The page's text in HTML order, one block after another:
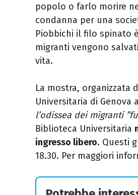
popolo o farlo morire
condanna per una
Piobbichi il filo spinato
migranti vengono
vita.
La mostra, organizzata
Universitaria di Genova
l’odissea dei migranti
Biblioteca Universitaria
ingresso libero. Questi
18.30. Per maggiori